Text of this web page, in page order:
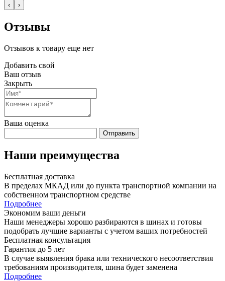
‹ ›
Отзывы
Отзывов к товару еще нет
Добавить свой
Ваш отзыв
Закрыть
Ваша оценка
Отправить
Наши преимущества
Бесплатная доставка
В пределах МКАД или до пункта транспортной компании на
собственном транспортном средстве
Подробнее
Экономим ваши деньги
Наши менеджеры хорошо разбираются в шинах и готовы
подобрать лучшие варианты с учетом ваших потребностей
Бесплатная консультация
Гарантия до 5 лет
В случае выявления брака или технического несоответствия
требованиям производителя, шина будет заменена
Подробнее